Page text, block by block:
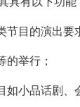
节目的演出要
的举行；
如小品话剧、